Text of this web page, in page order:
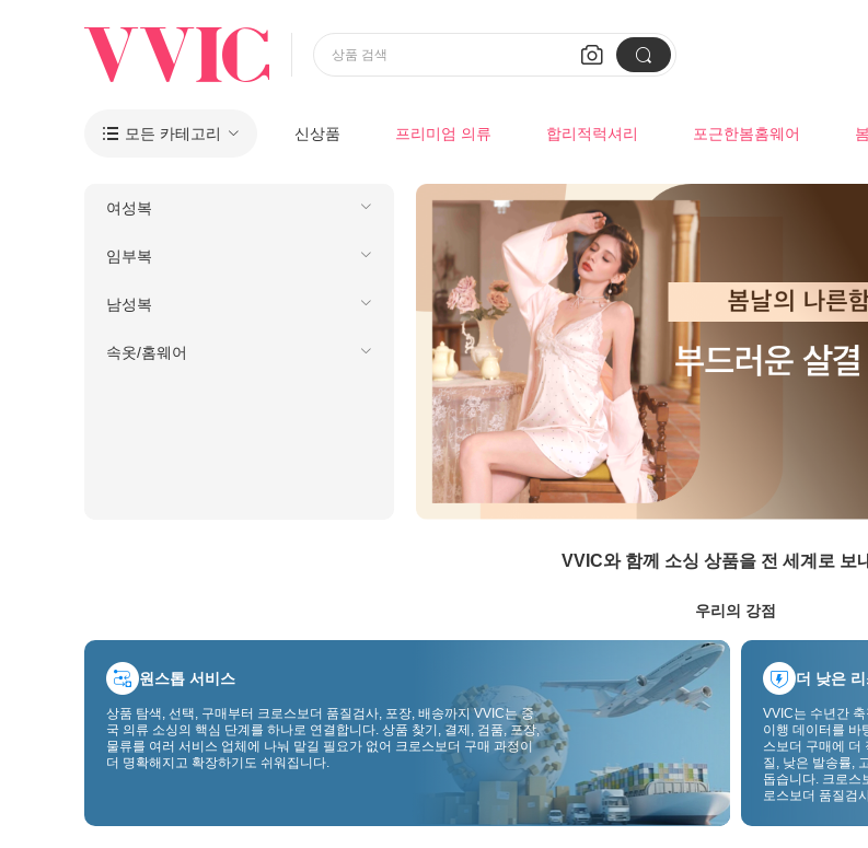
 
상품 검색
 모든 카테고리 신상품 프리미엄 의류 합리적럭셔리 포근한봄홈웨어
여성복
임부복
남성복
속옷/홈웨어
VVIC와 함께 소싱 상품을 전 세계로 보
우리의 강점
원스톱 서비스
상품 탐색, 선택, 구매부터 크로스보더 품질검사, 포장, 배송까지 VVIC는 중
국 의류 소싱의 핵심 단계를 하나로 연결합니다. 상품 찾기, 결제, 검품, 포장,
물류를 여러 서비스 업체에 나눠 맡길 필요가 없어 크로스보더 구매 과정이
더 명확해지고 확장하기도 쉬워집니다.
더 낮은
VVIC는 수년간
이행 데이터를 바
스보더 구매에 더
질, 낮은 발송률,
돕습니다. 크로스
로스보더 품질검
낮춥니다.